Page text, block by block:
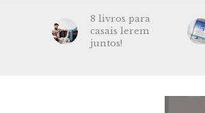
8 livros para
casais lerem
juntos!